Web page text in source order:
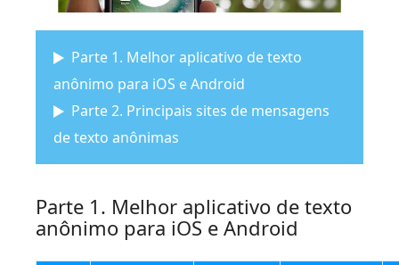
Parte 1. Melhor aplicativo de texto
anônimo para iOS e Android
Parte 2. Principais sites de mensagens
de texto anônimas
Parte 1. Melhor aplicativo de texto
anônimo para iOS e Android